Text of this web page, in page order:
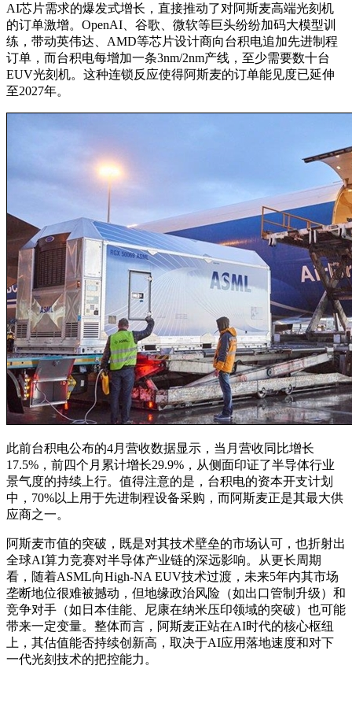
AI芯片需求的爆发式增长，直接推动了对阿斯麦高端光刻机
的订单激增。OpenAI、谷歌、微软等巨头纷纷加码大模型训
练，带动英伟达、AMD等芯片设计商向台积电追加先进制程
订单，而台积电每增加一条3nm/2nm产线，至少需要数十台
EUV光刻机。这种连锁反应使得阿斯麦的订单能见度已延伸
至2027年。
此前台积电公布的4月营收数据显示，当月营收同比增长
17.5%，前四个月累计增长29.9%，从侧面印证了半导体行业
景气度的持续上行。值得注意的是，台积电的资本开支计划
中，70%以上用于先进制程设备采购，而阿斯麦正是其最大供
应商之一。
阿斯麦市值的突破，既是对其技术壁垒的市场认可，也折射出
全球AI算力竞赛对半导体产业链的深远影响。从更长周期
看，随着ASML向High-NA EUV技术过渡，未来5年内其市场
垄断地位很难被撼动，但地缘政治风险（如出口管制升级）和
竞争对手（如日本佳能、尼康在纳米压印领域的突破）也可能
带来一定变量。整体而言，阿斯麦正站在AI时代的核心枢纽
上，其估值能否持续创新高，取决于AI应用落地速度和对下
一代光刻技术的把控能力。